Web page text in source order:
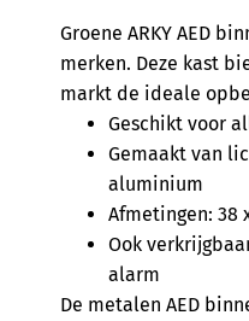
Groene ARKY AED
merken. Deze kast
markt de ideale
Geschikt voor
Gemaakt van
aluminium
Afmetingen: 38
Ook
alarm
De metalen AED